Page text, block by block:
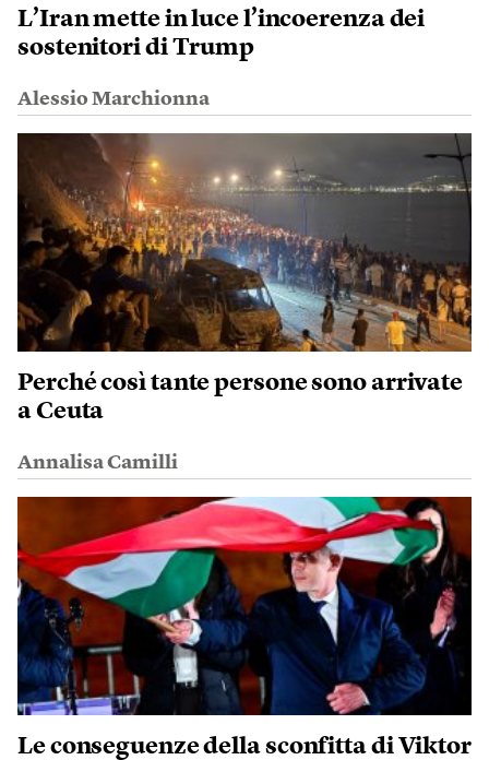
L’Iran mette in luce l’incoerenza dei
sostenitori di Trump
Alessio Marchionna
Perché così tante persone sono arrivate
a Ceuta
Annalisa Camilli
Le conseguenze della sconfitta di Viktor